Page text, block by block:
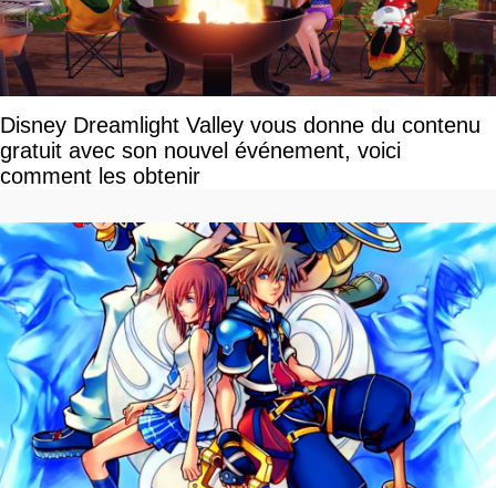
Disney Dreamlight Valley vous donne du contenu
gratuit avec son nouvel événement, voici
comment les obtenir